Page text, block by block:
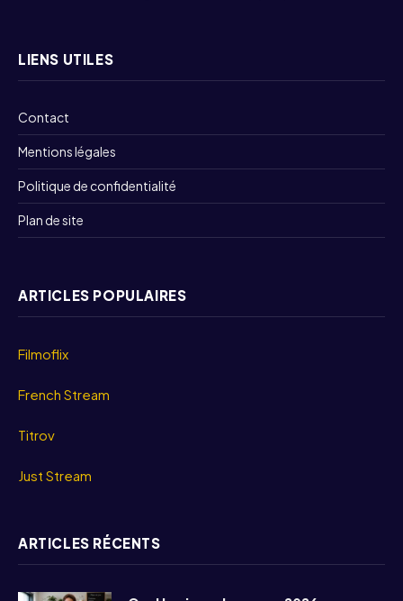
LIENS UTILES
Contact
Mentions légales
Politique de confidentialité
Plan de site
ARTICLES POPULAIRES
Filmoflix
French Stream
Titrov
Just Stream
ARTICLES RÉCENTS